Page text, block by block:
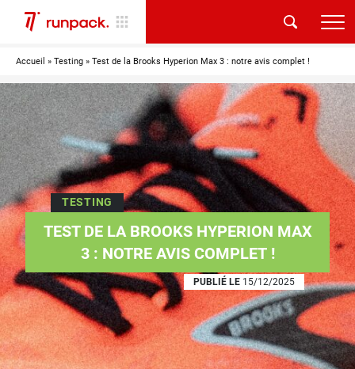
Accueil » Testing » Test de la Brooks Hyperion Max 3 : notre avis complet !
TESTING
TEST DE LA BROOKS HYPERION MAX
3 : NOTRE AVIS COMPLET !
PUBLIÉ LE 15/12/2025